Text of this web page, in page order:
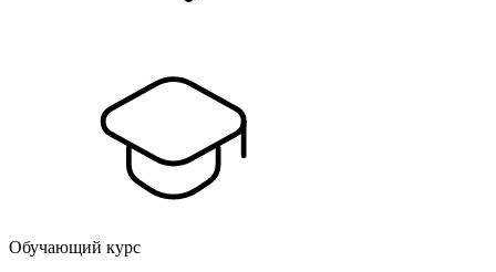
Обучающий курс